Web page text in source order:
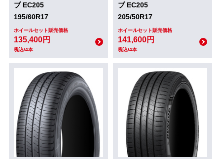
ブ EC205
195/60R17
ホイールセット販売価格
135,400円
税込/4本
ブ EC205
205/50R17
ホイールセット販売価格
141,600円
税込/4本